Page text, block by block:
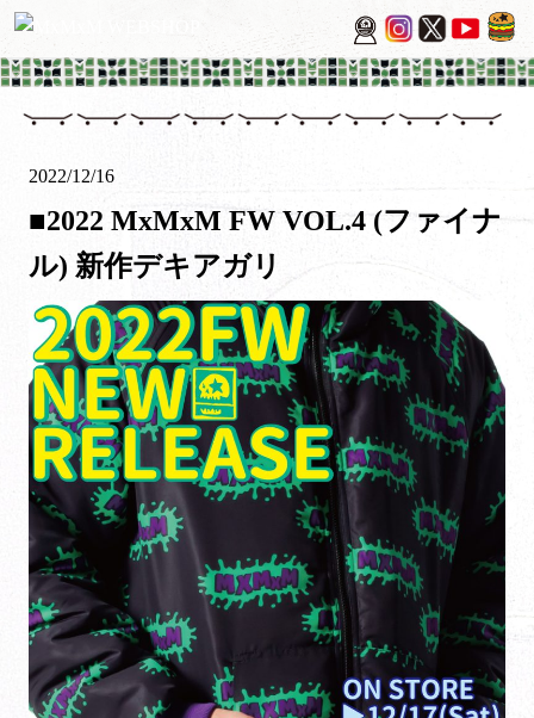
2022/12/16
■2022 MxMxM FW VOL.4 (ファイナ
ル) 新作デキアガリ